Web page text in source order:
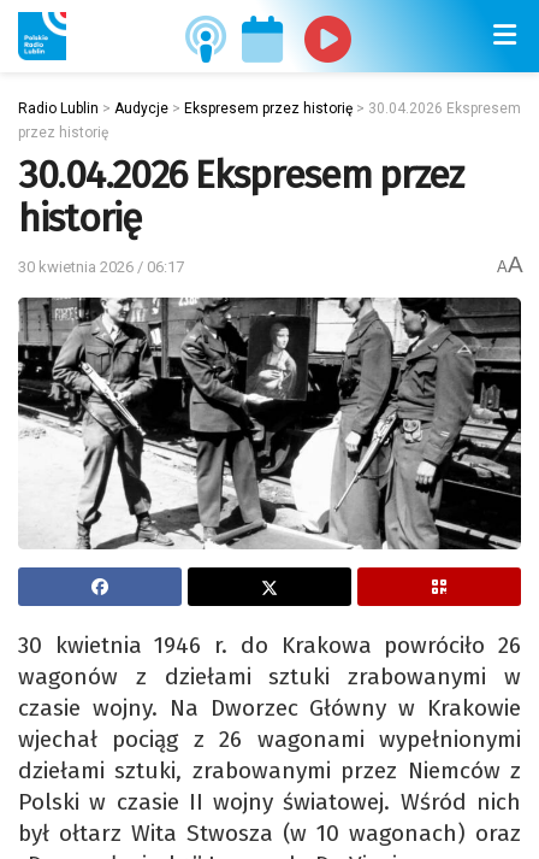
Radio Lublin > Audycje > Ekspresem przez historię > 30.04.2026 Ekspresem
przez historię
30.04.2026 Ekspresem przez
historię
30 kwietnia 2026 / 06:17 AA
30 kwietnia 1946 r. do Krakowa powróciło 26
wagonów z dziełami sztuki zrabowanymi w
czasie wojny. Na Dworzec Główny w Krakowie
wjechał pociąg z 26 wagonami wypełnionymi
dziełami sztuki, zrabowanymi przez Niemców z
Polski w czasie II wojny światowej. Wśród nich
był ołtarz Wita Stwosza (w 10 wagonach) oraz